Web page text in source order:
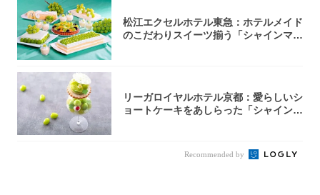
松江エクセルホテル東急：ホテルメイド
のこだわりスイーツ揃う「シャインマス
リーガロイヤルホテル京都：愛らしいシ
ョートケーキをあしらった「シャインマ
Recommended by